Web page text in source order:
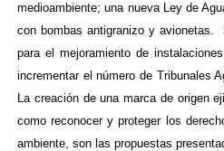
medioambiente; una nueva Ley de
con bombas antigranizo y avionetas.
para el mejoramiento de
incrementar el número de Tribunales
La creación de una marca de origen
como reconocer y proteger los
ambiente, son las propuestas